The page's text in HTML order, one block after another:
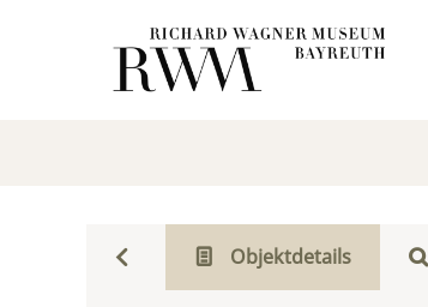
Objektdetails